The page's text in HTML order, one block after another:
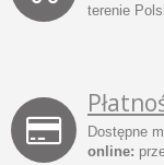
terenie
Dostępne
online: